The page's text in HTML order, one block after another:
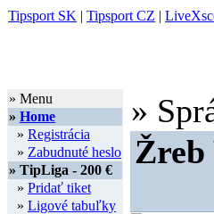
Tipsport SK | Tipsport CZ |
» Menu
» Home
» Registrácia
» Zabudnuté heslo
» TipLiga - 200 €
» Pridať tiket
» Ligové tabuľky
»
Žreb